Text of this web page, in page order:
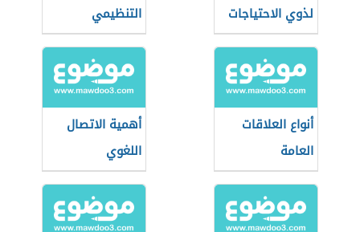
لذوي الاحتياجات
الخاصة
التنظيمي
أنواع العلاقات
العامة
أهمية الاتصال
اللغوي